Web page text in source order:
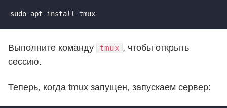
sudo apt install tmux
Выполните команду tmux , чтобы открыть
сессию.
Теперь, когда tmux запущен, запускаем сервер: